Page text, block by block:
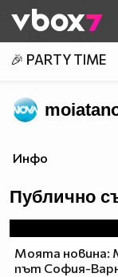
👾
🎉 PARTY TIME
Инфо
Публично
Моята новина:
път София-